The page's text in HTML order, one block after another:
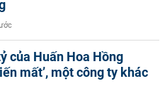
của Huấn Hoa Hồng
mất’, một công ty khác